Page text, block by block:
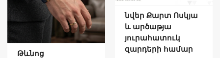
Թևնոց
նվեր Քարտ Ոսկյա
և արծաթյա
յուրահատուկ
զարդերի համար